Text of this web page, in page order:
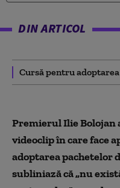
DIN ARTICOL
Cursă pentru
Premierul Ilie Bolojan
videoclip în care face
adoptarea pachetelor
subliniază că „nu